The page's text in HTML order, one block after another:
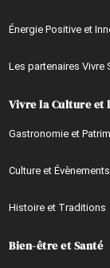
Énergie Positive et
Les partenaires Vivre
Vivre la Culture et
Gastronomie et
Culture et
Histoire et Traditions
Bien-être et Santé